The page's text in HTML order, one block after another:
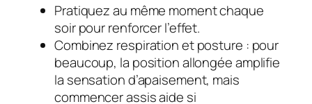
Pratiquez au même moment chaque
soir pour renforcer l’effet.
Combinez respiration et posture : pour
beaucoup, la position allongée amplifie
la sensation d’apaisement, mais
commencer assis aide si